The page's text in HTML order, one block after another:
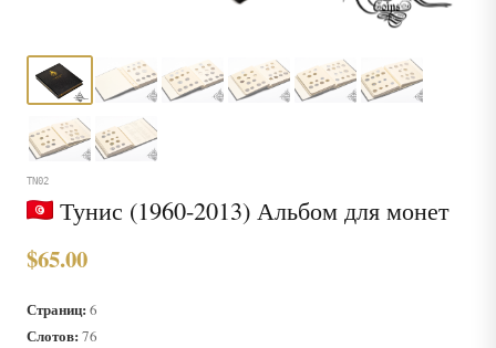
TN02
Тунис (1960-2013) Альбом для монет
$65.00
Страниц:6
Слотов:76